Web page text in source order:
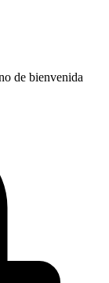
de bienvenida